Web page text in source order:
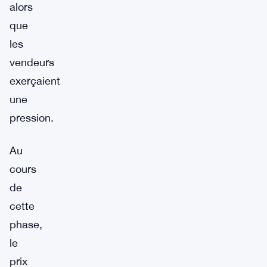
alors
que
les
vendeurs
exerçaient
une
pression.
Au
cours
de
cette
phase,
le
prix